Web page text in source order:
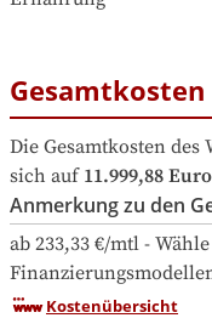
Gesamtkosten
Die Gesamtkosten
sich auf 11.999,88 Euro
Anmerkung zu den
ab 233,33 €/mtl -
Kostenübersicht